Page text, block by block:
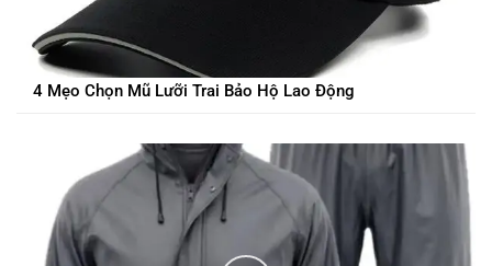
4 Mẹo Chọn Mũ Lưỡi Trai Bảo Hộ Lao Động